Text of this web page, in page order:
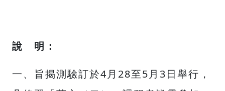
說 明：
一、旨揭測驗訂於4月28至5月3日舉行，